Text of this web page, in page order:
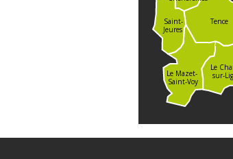
Le
sur-
Le Mazet-
Saint-Voy
Tence
Saint-
Jeures